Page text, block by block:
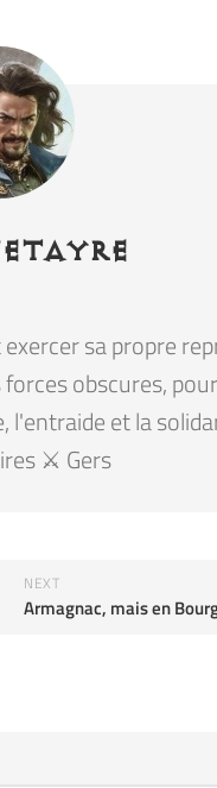
sa propre
obscures,
et la
⚔️ Gers
NEXT
Armagnac, mais en